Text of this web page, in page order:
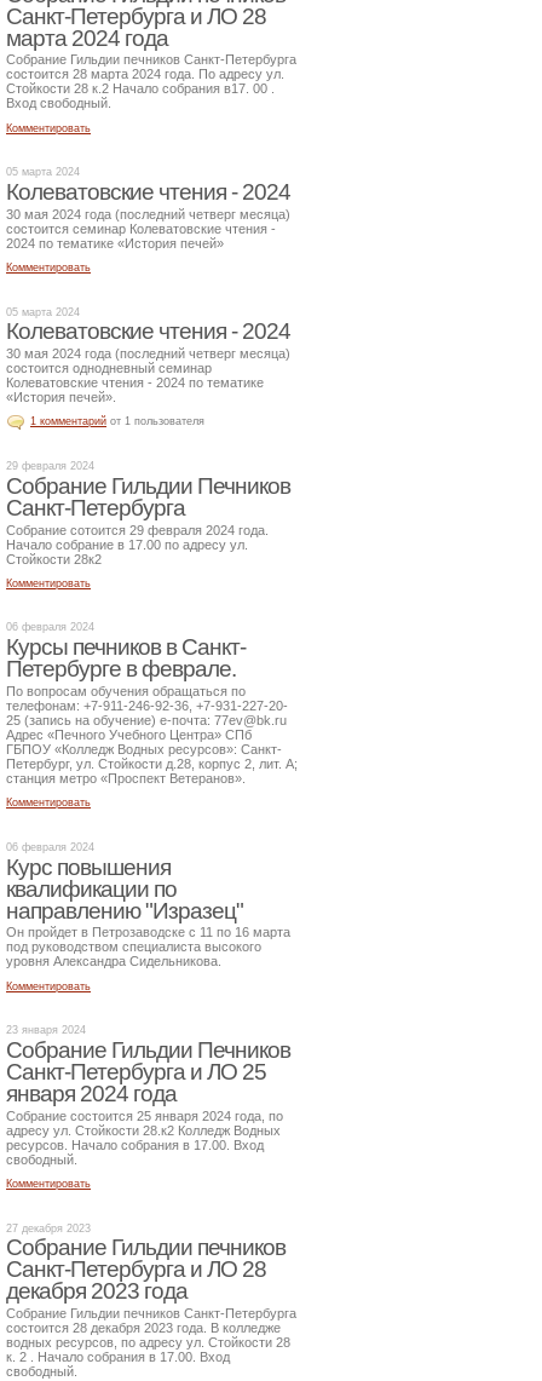
Санкт-Петербурга и ЛО 28
марта 2024 года
Собрание Гильдии печников Санкт-Петербурга
состоится 28 марта 2024 года. По адресу ул.
Стойкости 28 к.2 Начало собрания в17. 00 .
Вход свободный.
Комментировать
05 марта 2024
Колеватовские чтения - 2024
30 мая 2024 года (последний четверг месяца)
состоится семинар Колеватовские чтения -
2024 по тематике «История печей»
Комментировать
05 марта 2024
Колеватовские чтения - 2024
30 мая 2024 года (последний четверг месяца)
состоится однодневный семинар
Колеватовские чтения - 2024 по тематике
«История печей».
1 комментарий от 1 пользователя
29 февраля 2024
Собрание Гильдии Печников
Санкт-Петербурга
Собрание сотоится 29 февраля 2024 года.
Начало собрание в 17.00 по адресу ул.
Стойкости 28к2
Комментировать
06 февраля 2024
Курсы печников в Санкт-
Петербурге в феврале.
По вопросам обучения обращаться по
телефонам: +7-911-246-92-36, +7-931-227-20-
25 (запись на обучение) е-почта: 77ev@bk.ru
Адрес «Печного Учебного Центра» СПб
ГБПОУ «Колледж Водных ресурсов»: Санкт-
Петербург, ул. Стойкости д.28, корпус 2, лит. А;
станция метро «Проспект Ветеранов».
Комментировать
06 февраля 2024
Курс повышения
квалификации по
направлению "Изразец"
Он пройдет в Петрозаводске с 11 по 16 марта
под руководством специалиста высокого
уровня Александра Сидельникова.
Комментировать
23 января 2024
Собрание Гильдии Печников
Санкт-Петербурга и ЛО 25
января 2024 года
Собрание состоится 25 января 2024 года, по
адресу ул. Стойкости 28.к2 Колледж Водных
ресурсов. Начало собрания в 17.00. Вход
свободный.
Комментировать
27 декабря 2023
Собрание Гильдии печников
Санкт-Петербурга и ЛО 28
декабря 2023 года
Собрание Гильдии печников Санкт-Петербурга
состоится 28 декабря 2023 года. В колледже
водных ресурсов, по адресу ул. Стойкости 28
к. 2 . Начало собрания в 17.00. Вход
свободный.